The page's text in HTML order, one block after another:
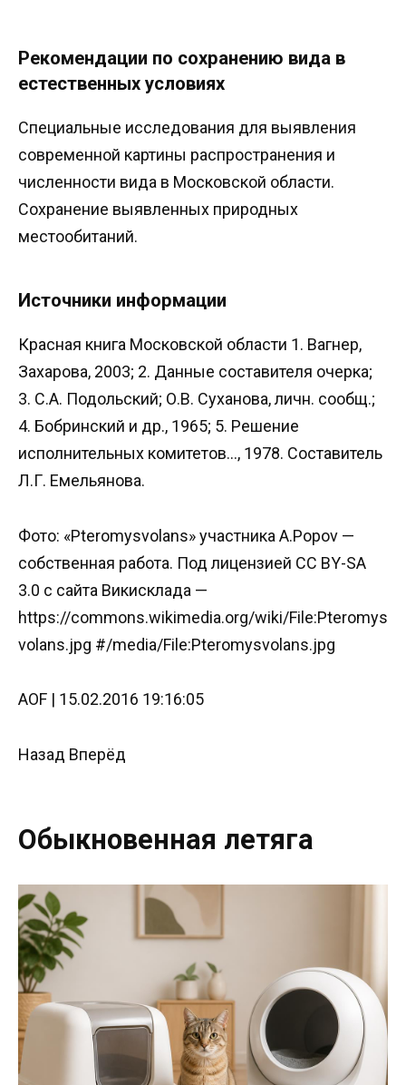
Рекомендации по сохранению вида в
естественных условиях
Специальные исследования для выявления
современной картины распространения и
численности вида в Московской области.
Сохранение выявленных природных
местообитаний.
Источники информации
Красная книга Московской области 1. Вагнер,
Захарова, 2003; 2. Данные составителя очерка;
3. С.А. Подольский; О.В. Суханова, личн. сообщ.;
4. Бобринский и др., 1965; 5. Решение
исполнительных комитетов…, 1978. Составитель
Л.Г. Емельянова.
Фото: «Pteromysvolans» участника A.Popov —
собственная работа. Под лицензией CC BY-SA
3.0 с сайта Викисклада —
https://commons.wikimedia.org/wiki/File:Pteromys
volans.jpg #/media/File:Pteromysvolans.jpg
AOF | 15.02.2016 19:16:05
Назад Вперёд
Обыкновенная летяга